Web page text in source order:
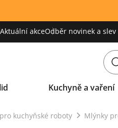
akceOdběr novinek a slev
Kuchyně a vaření
kuchyňské roboty Mlýnky